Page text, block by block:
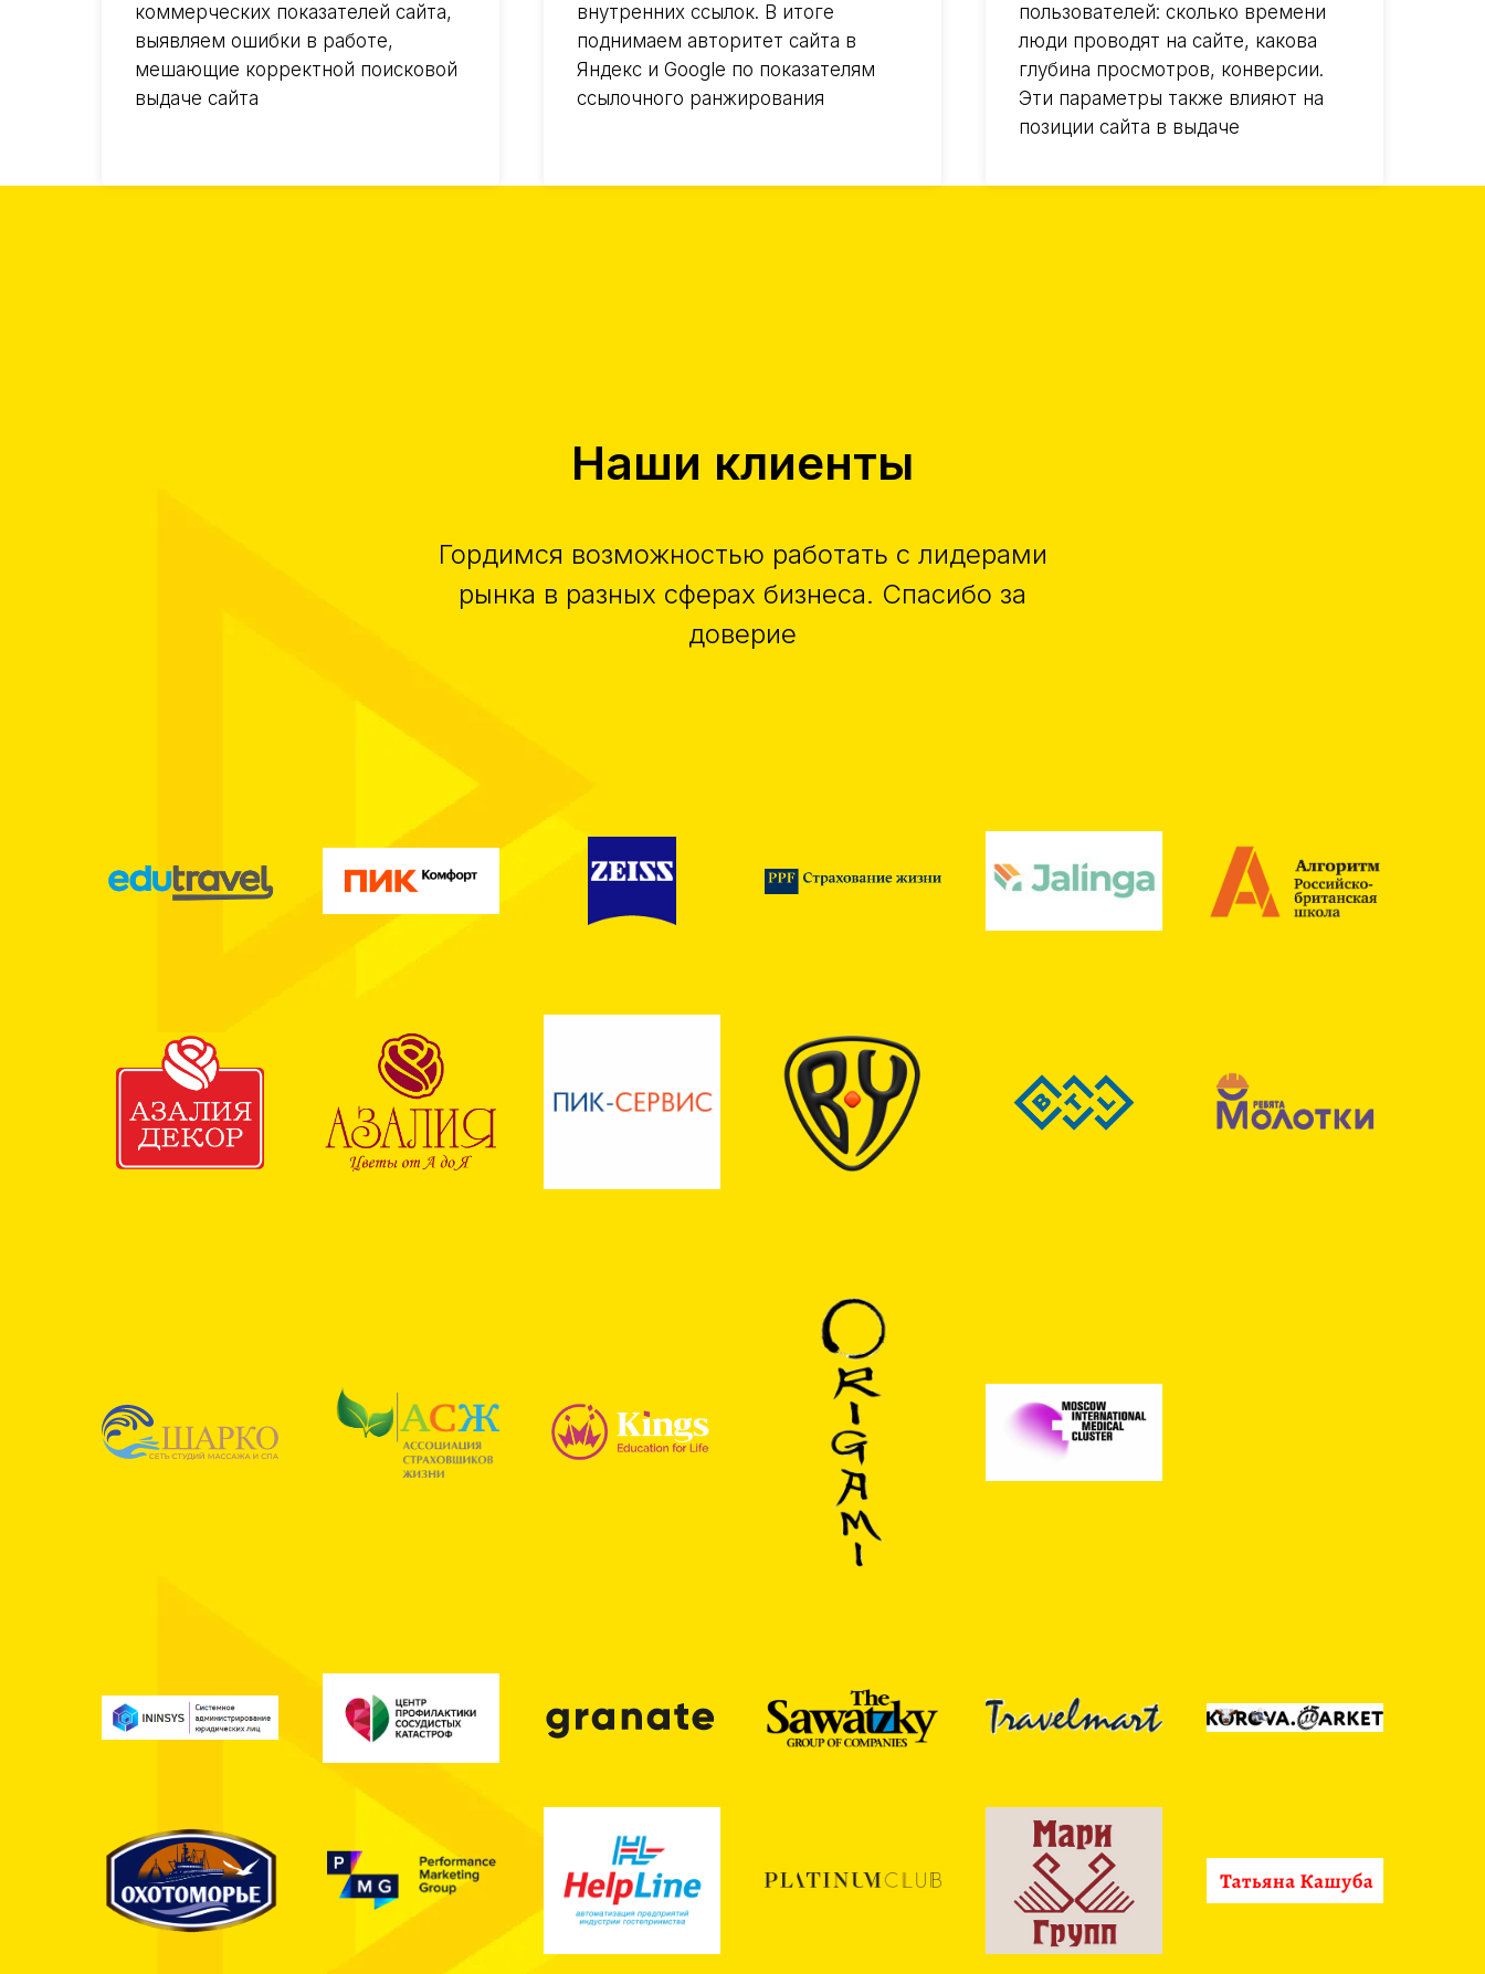
коммерческих показателей сайта,
выявляем ошибки в работе,
мешающие корректной поисковой
выдаче сайта
внутренних ссылок. В итоге
поднимаем авторитет сайта в
Яндекс и Google по показателям
ссылочного ранжирования
пользователей: сколько времени
люди проводят на сайте, какова
глубина просмотров, конверсии.
Эти параметры также влияют на
позиции сайта в выдаче
Наши клиенты
Гордимся возможностью работать с лидерами
рынка в разных сферах бизнеса. Спасибо за
доверие